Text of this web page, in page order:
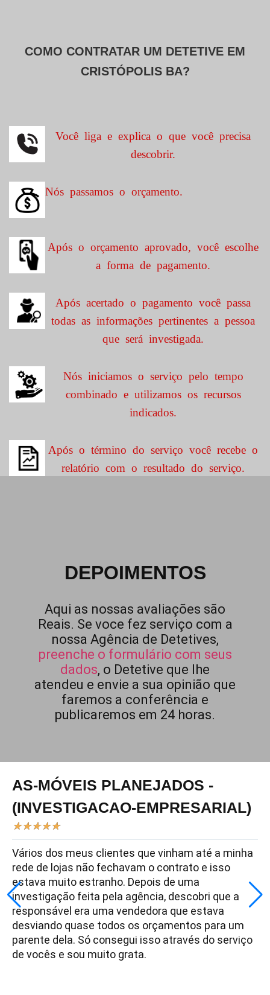
COMO CONTRATAR UM DETETIVE EM
CRISTÓPOLIS BA?
Você liga e explica o que você precisa
descobrir.
Nós passamos o orçamento.
Após o orçamento aprovado, você escolhe
a forma de pagamento.
Após acertado o pagamento você passa
todas as informações pertinentes a pessoa
que será investigada.
Nós iniciamos o serviço pelo tempo
combinado e utilizamos os recursos
indicados.
Após o término do serviço você recebe o
relatório com o resultado do serviço.
DEPOIMENTOS
Aqui as nossas avaliações são
Reais. Se voce fez serviço com a
nossa Agência de Detetives,
preenche o formulário com seus
dados, o Detetive que lhe
atendeu e envie a sua opinião que
faremos a conferência e
publicaremos em 24 horas.
AS-MÓVEIS PLANEJADOS -
(INVESTIGACAO-EMPRESARIAL)
★★★★★
Vários dos meus clientes que vinham até a minha
rede de lojas não fechavam o contrato e isso
estava muito estranho. Depois de uma
investigação feita pela agência, descobri que a
responsável era uma vendedora que estava
desviando quase todos os orçamentos para um
parente dela. Só consegui isso através do serviço
de vocês e sou muito grata.